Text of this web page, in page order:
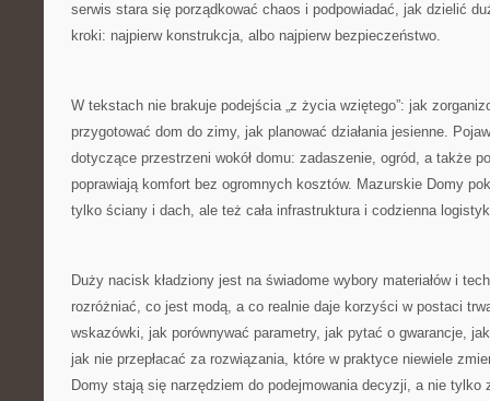
serwis stara się porządkować chaos i podpowiadać, jak dzielić
kroki: najpierw konstrukcja, albo najpierw bezpieczeństwo.
W tekstach nie brakuje podejścia „z życia wziętego”: jak
przygotować dom do zimy, jak planować działania jesienne.
dotyczące przestrzeni wokół domu: zadaszenie, ogród, a także
poprawiają komfort bez ogromnych kosztów. Mazurskie Domy
tylko ściany i dach, ale też cała infrastruktura i codzienna
Duży nacisk kładziony jest na świadome wybory materiałów i
rozróżniać, co jest modą, a co realnie daje korzyści w postaci
wskazówki, jak porównywać parametry, jak pytać o gwarancje,
jak nie przepłacać za rozwiązania, które w praktyce niewiele
Domy stają się narzędziem do podejmowania decyzji, a nie tylko